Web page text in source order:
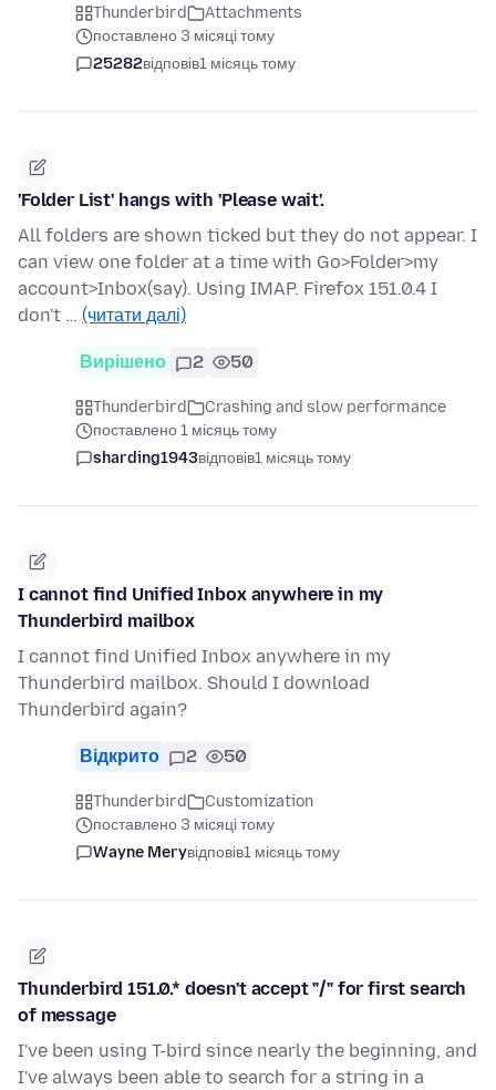
Thunderbird
Attachments
поставлено 3 місяці тому
25282відповів1 місяць тому
'Folder List' hangs with 'Please wait'.
All folders are shown ticked but they do not appear. I
can view one folder at a time with Go>Folder>my
account>Inbox(say). Using IMAP. Firefox 151.0.4 I
don't … (читати далі)
Вирішено 2 50
Thunderbird
Crashing and slow performance
поставлено 1 місяць тому
sharding1943відповів1 місяць тому
I cannot find Unified Inbox anywhere in my
Thunderbird mailbox
I cannot find Unified Inbox anywhere in my
Thunderbird mailbox. Should I download
Thunderbird again?
Відкрито 2 50
Thunderbird
Customization
поставлено 3 місяці тому
Wayne Meryвідповів1 місяць тому
Thunderbird 151.0.* doesn't accept "/" for first search
of message
I've been using T-bird since nearly the beginning, and
I've always been able to search for a string in a